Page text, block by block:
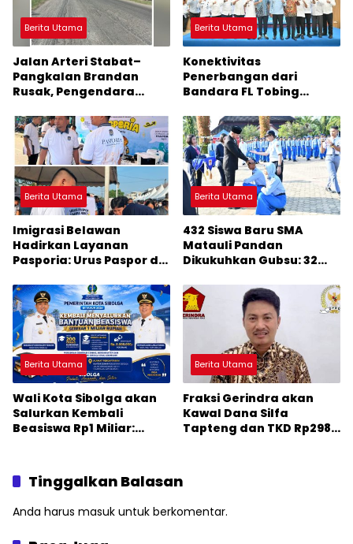
Berita Utama
Jalan Arteri Stabat–
Pangkalan Brandan
Rusak, Pengendara
Berita Utama
Konektivitas
Penerbangan dari
Bandara FL Tobing
Jadi Perhatian Anggota
DPR RI Muhammad Lokot
Nasution
Berita Utama
Imigrasi Belawan
Hadirkan Layanan
Pasporia: Urus Paspor di
Berita Utama
432 Siswa Baru SMA
Matauli Pandan
Dikukuhkan Gubsu: 32
SDM Unggul
Berita Utama
Wali Kota Sibolga akan
Salurkan Kembali
Beasiswa Rp1 Miliar:
Bencana
Berita Utama
Fraksi Gerindra akan
Kawal Dana Silfa
Tapteng dan TKD Rp298
Tinggalkan Balasan
Anda harus masuk untuk berkomentar.